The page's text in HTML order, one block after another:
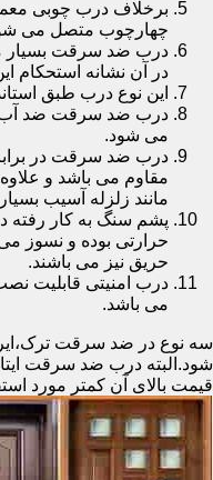
برخلاف درب چوبی
چهارچوب متصل می
درب ضد سرقت بسیار
در آن نشانه استحکام
این نوع درب طبق
درب ضد سرقت ضد آب
می شود.
درب ضد سرقت در
مقاوم می باشد و
مانند زلزله آسیب
پشم سنگ به کار
حرارتی بوده و نسوز
حریق نیز می باشند.
درب امنیتی قابلیت
می باشد.
سه نوع در ضد سرقت
شود.البته درب ضد سرقت
قیمت بالای آن کمتر مورد